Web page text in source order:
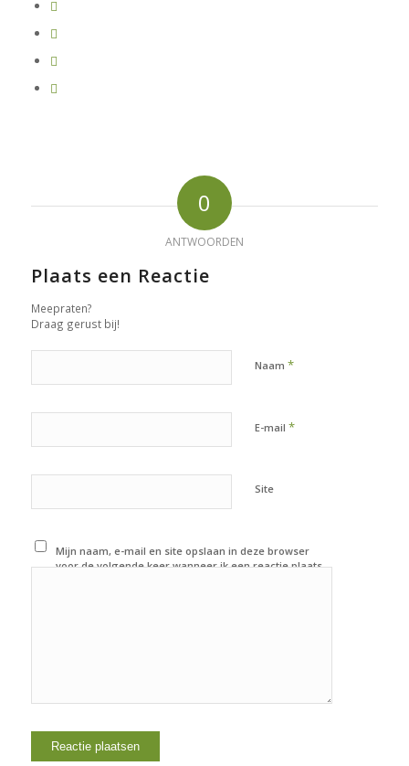
0
ANTWOORDEN
Plaats een Reactie
Meepraten?
Draag gerust bij!
Naam *
E-mail *
Site
Mijn naam, e-mail en site opslaan in deze browser
voor de volgende keer wanneer ik een reactie plaats.